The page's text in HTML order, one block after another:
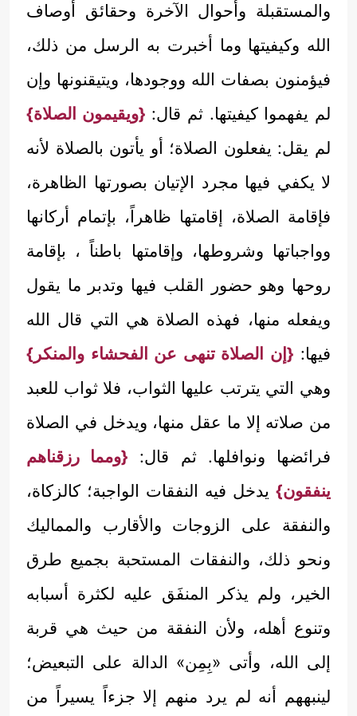
والمستقبلة وأحوال الآخرة وحقائق أوصاف
الله وكيفيتها وما أخبرت به الرسل من ذلك،
فيؤمنون بصفات الله ووجودها، ويتيقنونها وإن
لم يفهموا كيفيتها. ثم قال: {ويقيمون الصلاة}
لم يقل: يفعلون الصلاة؛ أو يأتون بالصلاة لأنه
لا يكفي فيها مجرد الإتيان بصورتها الظاهرة،
فإقامة الصلاة، إقامتها ظاهراً، بإتمام أركانها
وواجباتها وشروطها، وإقامتها باطناً ، بإقامة
روحها وهو حضور القلب فيها وتدبر ما يقول
ويفعله منها، فهذه الصلاة هي التي قال الله
فيها: {إن الصلاة تنهى عن الفحشاء والمنكر}
وهي التي يترتب عليها الثواب، فلا ثواب للعبد
من صلاته إلا ما عقل منها، ويدخل في الصلاة
فرائضها ونوافلها. ثم قال: {ومما رزقناهم
ينفقون} يدخل فيه النفقات الواجبة؛ كالزكاة،
والنفقة على الزوجات والأقارب والمماليك
ونحو ذلك، والنفقات المستحبة بجميع طرق
الخير، ولم يذكر المنفَق عليه لكثرة أسبابه
وتنوع أهله، ولأن النفقة من حيث هي قربة
إلى الله، وأتى «بِمِن» الدالة على التبعيض؛
لينبههم أنه لم يرد منهم إلا جزءاً يسيراً من